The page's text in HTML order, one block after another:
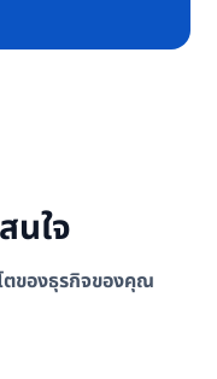
นใจ
ตของธุรกิจของคุณ